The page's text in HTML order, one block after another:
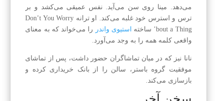
می‌دهد. مینا روی سن می‌آید. نفس عمیقی می‌کشد و بر
ترس و استرس خود غلبه می‌کند. او ترانه Don’t You Worry
’bout a Thing ساخته
استیوی واندر
را می‌خواند که به معنای
واقعی کلمه همه را به وجد می‌آورد.
نانا نیز که در میان تماشاگران حضور داشت، پس از تماشای
موفقیت گروه باستر، سالن را از بانک خریداری کرده و
بازسازی می‌کند.